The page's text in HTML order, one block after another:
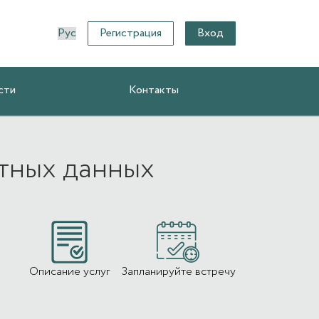
Регистрация Вход
Контакты
данных
Описание услуг Запланируйте встречу